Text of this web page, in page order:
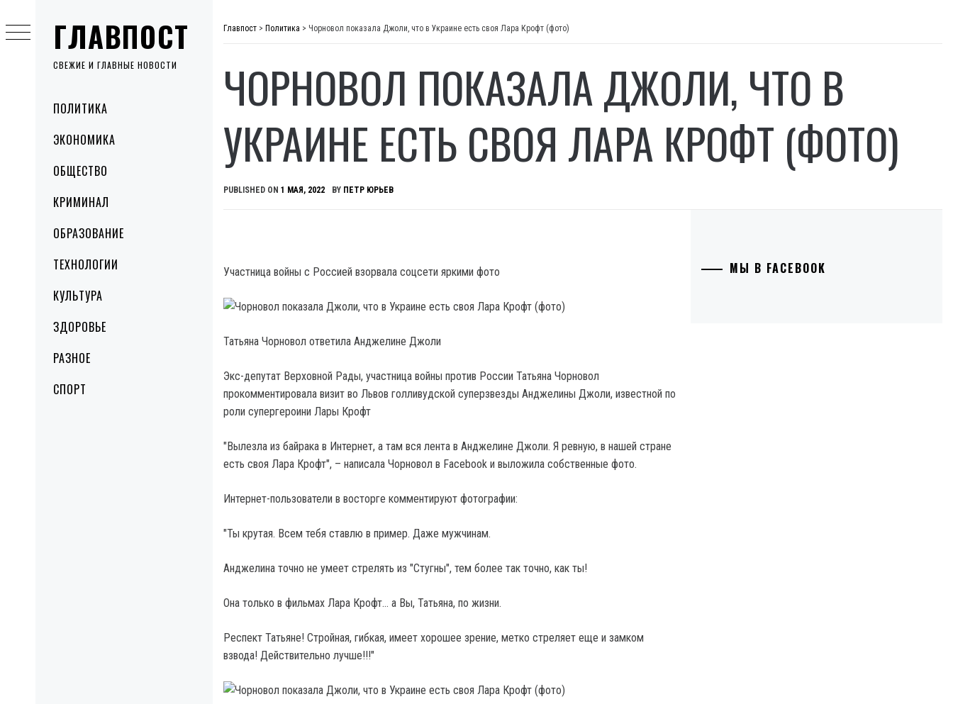
ГЛАВПОСТ
СВЕЖИЕ И ГЛАВНЫЕ НОВОСТИ
MenuПОЛИТИКА
ЭКОНОМИКА
ОБЩЕСТВО
КРИМИНАЛ
ОБРАЗОВАНИЕ
ТЕХНОЛОГИИ
КУЛЬТУРА
ЗДОРОВЬЕ
РАЗНОЕ
СПОРТ
to
content
Главпост > Политика > Чорновол показала Джоли, что в Украине есть своя Лара Крофт (фото)
ЧОРНОВОЛ ПОКАЗАЛА ДЖОЛИ, ЧТО В
УКРАИНЕ ЕСТЬ СВОЯ ЛАРА КРОФТ (ФОТО)
PUBLISHED ON 1 МАЯ, 2022 BY ПЕТР ЮРЬЕВ
Участница войны с Россией взорвала соцсети яркими фото
Татьяна Чорновол ответила Анджелине Джоли
Экс-депутат Верховной Рады, участница войны против России Татьяна Чорновол
прокомментировала визит во Львов голливудской суперзвезды Анджелины Джоли, известной по
роли супергероини Лары Крофт
"Вылезла из байрака в Интернет, а там вся лента в Анджелине Джоли. Я ревную, в нашей стране
есть своя Лара Крофт", – написала Чорновол в Facebook и выложила собственные фото.
Интернет-пользователи в восторге комментируют фотографии:
"Ты крутая. Всем тебя ставлю в пример. Даже мужчинам.
Анджелина точно не умеет стрелять из "Стугны", тем более так точно, как ты!
Она только в фильмах Лара Крофт… а Вы, Татьяна, по жизни.
Респект Татьяне! Стройная, гибкая, имеет хорошее зрение, метко стреляет еще и замком
взвода! Действительно лучше!!!"
МЫ В FACEBOOK